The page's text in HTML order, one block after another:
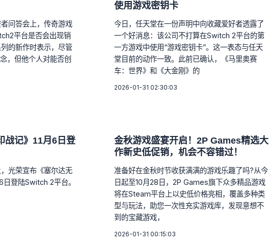
问答会上，传奇游戏
平台是否会出现销
的新作时表示，尽管
，但他个人对能否创
使用游戏密钥卡
今日，任天堂在一份声明中向收藏爱好者透露了
一个好消息：该公司不打算在Switch 2平台的第
一方游戏中使用“游戏密钥卡”。这一表态与任天
堂目前的动作一致。此前已确认，《马里奥赛
车：世界》和《大金刚》的
2026-01-31 02:30:03
战记》11月6日登
光荣宣布《塞尔达无
日登陆Switch 2平台。
金秋游戏盛宴开启！2P Games精选大
作新史低促销，机会不容错过！
准备好在金秋时节收获满满的游戏乐趣了吗?从今
日起至10月28日，2P Games旗下众多精品游戏
将在Steam平台上以史低价格亮相，覆盖多种类
型与玩法，助您一次性充实游戏库，发现意想不
到的宝藏游戏，
2026-01-31 00:15:03